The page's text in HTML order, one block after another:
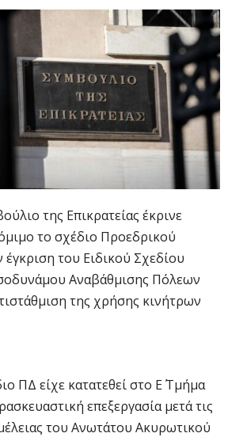
της Επικρατείας έκρινε
το σχέδιο Προεδρικού
έγκριση του Ειδικού Σχεδίου
Αναβάθμισης Πόλεων
της χρήσης κινήτρων
ΠΔ είχε κατατεθεί στο Ε΄ Τμήμα
επεξεργασία μετά τις
του Ανωτάτου Ακυρωτικού